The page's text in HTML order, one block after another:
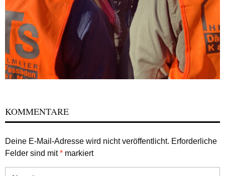
KOMMENTARE
Deine E-Mail-Adresse wird nicht veröffentlicht. Erforderliche
Felder sind mit* markiert